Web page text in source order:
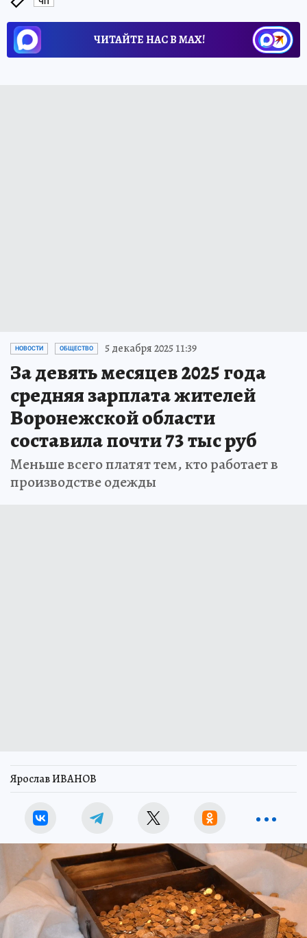
ЧИТАЙТЕ НАС В МАХ!
НОВОСТИ ОБЩЕСТВО 5 декабря 2025 11:39
За девять месяцев 2025 года
средняя зарплата жителей
Воронежской области
составила почти 73 тыс руб
Меньше всего платят тем, кто работает в
производстве одежды
Ярослав ИВАНОВ